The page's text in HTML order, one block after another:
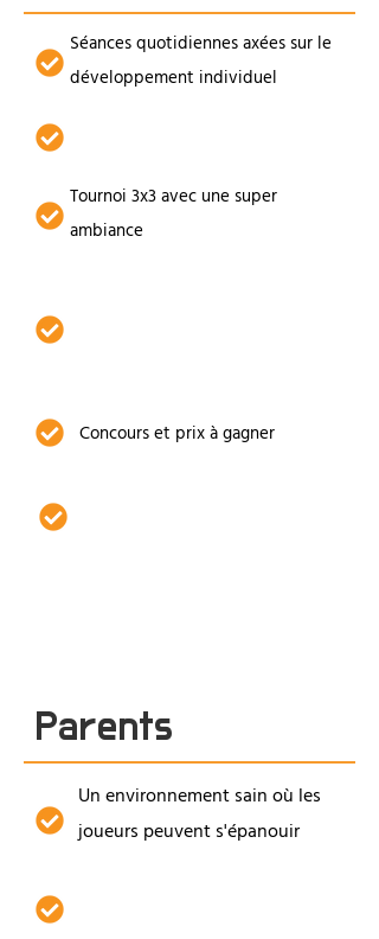
Séances quotidiennes axées sur le
développement individuel
Tournoi 3x3 avec une super
ambiance
Concours et prix à gagner
Parents
Un environnement sain où les
joueurs peuvent s'épanouir